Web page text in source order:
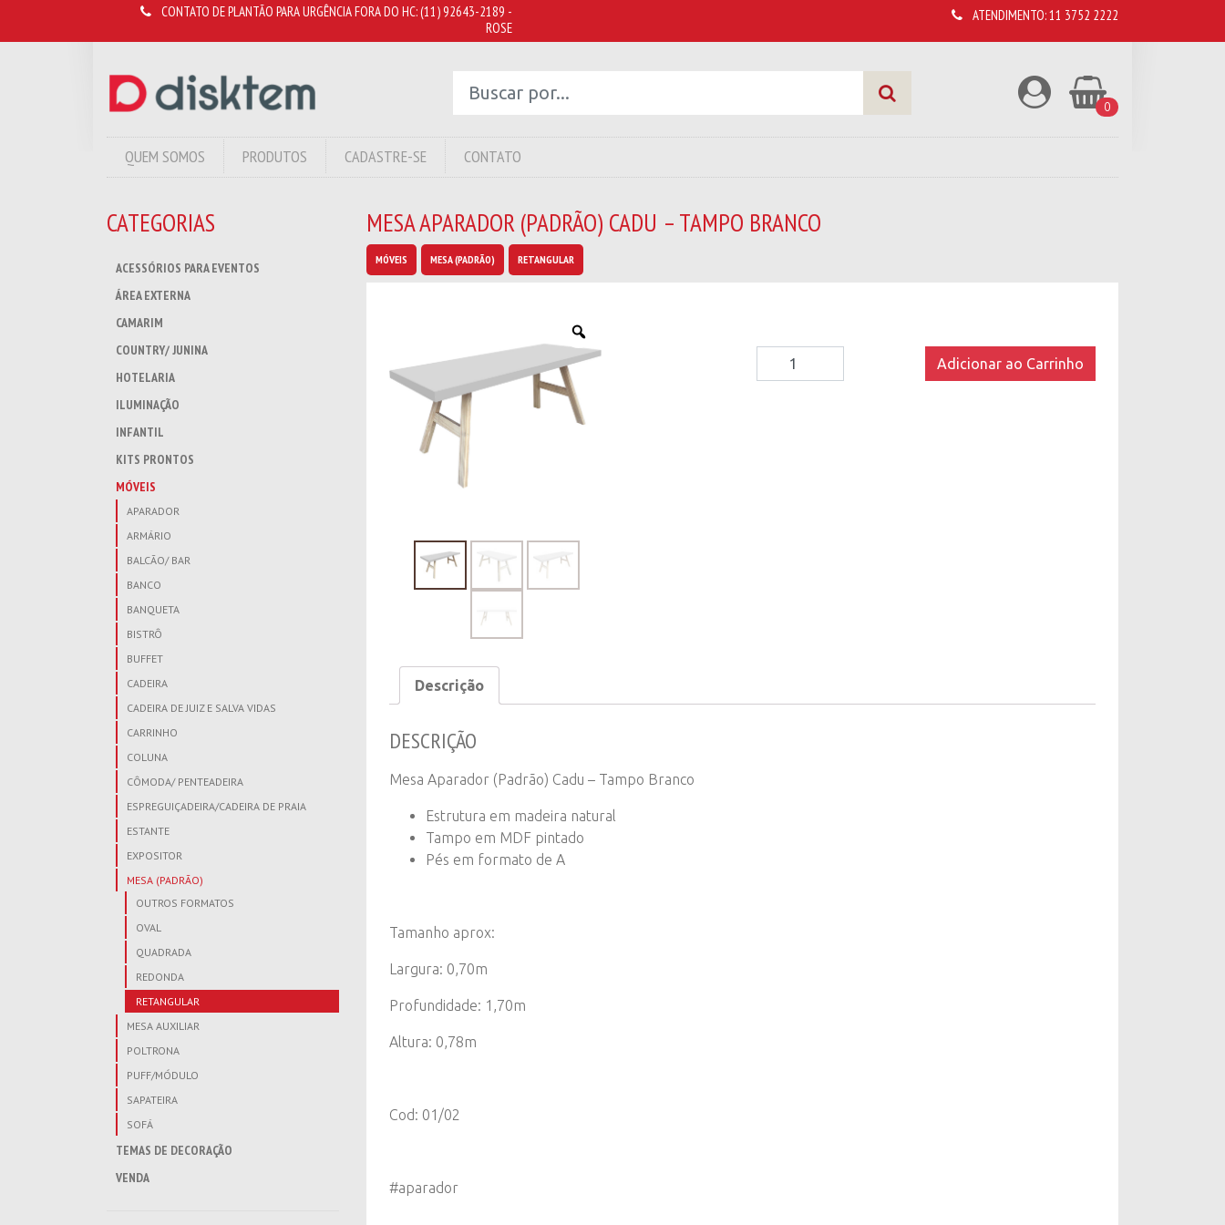
CONTATO DE PLANTÃO PARA URGÊNCIA FORA DO HC:(11) 92643-2189 -
ROSE
ATENDIMENTO:11 3752 2222
0
QUEM SOMOS PRODUTOS CADASTRE-SE CONTATO
CATEGORIAS
ACESSÓRIOS PARA EVENTOS
ÁREA EXTERNA
CAMARIM
COUNTRY/ JUNINA
HOTELARIA
ILUMINAÇÃO
INFANTIL
KITS PRONTOS
MÓVEIS
APARADOR
ARMÁRIO
BALCÃO/ BAR
BANCO
BANQUETA
BISTRÔ
BUFFET
CADEIRA
CADEIRA DE JUIZ E SALVA VIDAS
CARRINHO
COLUNA
CÔMODA/ PENTEADEIRA
ESPREGUIÇADEIRA/CADEIRA DE PRAIA
ESTANTE
EXPOSITOR
MESA (PADRÃO)
OUTROS FORMATOS
OVAL
QUADRADA
REDONDA
RETANGULAR
MESA AUXILIAR
POLTRONA
PUFF/MÓDULO
SAPATEIRA
SOFÁ
TEMAS DE DECORAÇÃO
VENDA
MESA APARADOR (PADRÃO) CADU – TAMPO BRANCO
MÓVEIS MESA (PADRÃO) RETANGULAR
Aparador
Adicionar ao Carrinho
Descrição
DESCRIÇÃO
Mesa Aparador (Padrão) Cadu – Tampo Branco
Estrutura em madeira natural
Tampo em MDF pintado
Pés em formato de A
Tamanho aprox:
Largura: 0,70m
Profundidade: 1,70m
Altura: 0,78m
Cod: 01/02
#aparador